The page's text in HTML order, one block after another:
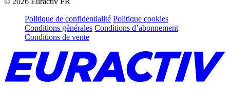
Politique de confidentialité Politique cookies
Conditions générales Conditions d’abonnement
Conditions de vente